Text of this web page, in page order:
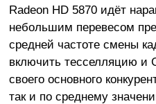
Radeon HD 5870 идёт
небольшим перевесом
средней частоте смены
включить тесселляцию и
своего основного
так и по среднему